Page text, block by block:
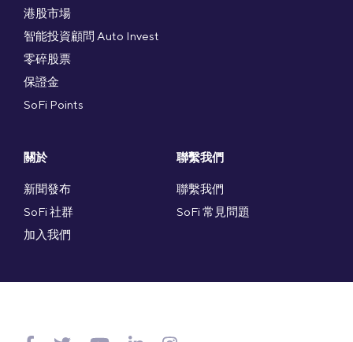
港股市場
智能投資顧問 Auto Invest
零碎股票
保證金
SoFi Points
關於
新聞發布
SoFi 社群
加入我們
聯繫我們
聯繫我們
SoFi 常見問題